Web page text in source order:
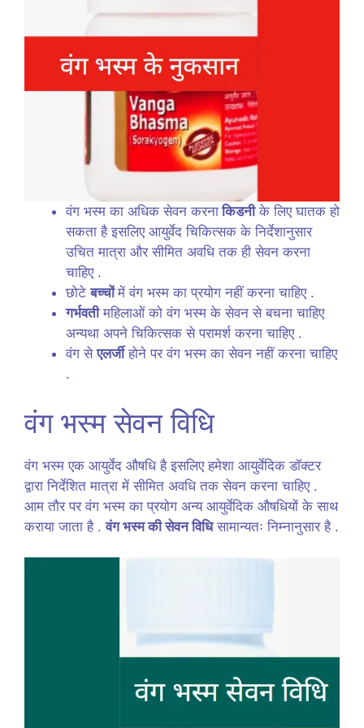
वंग भस्म का अधिक सेवन करनाकिडनीके लिए घातक हो
सकता है इसलिए आयुर्वेद चिकित्सक के निर्देशानुसार
उचित मात्रा और सीमित अवधि तक ही सेवन करना
चाहिए .
छोटेबच्चोंमें वंग भस्म का प्रयोग नहीं करना चाहिए .
गर्भवतीमहिलाओं को वंग भस्म के सेवन से बचना चाहिए
अन्यथा अपने चिकित्सक से परामर्श करना चाहिए .
वंग सेएलर्जीहोने पर वंग भस्म का सेवन नहीं करना चाहिए
.
वंग भस्म सेवन विधि
वंग भस्म एक आयुर्वेद औषधि है इसलिए हमेशा आयुर्वेदिक डॉक्टर
द्वारा निर्देशित मात्रा में सीमित अवधि तक सेवन करना चाहिए .
आम तौर पर वंग भस्म का प्रयोग अन्य आयुर्वेदिक औषधियों के साथ
कराया जाता है .वंग भस्म की सेवन विधिसामान्यतः निम्नानुसार है .